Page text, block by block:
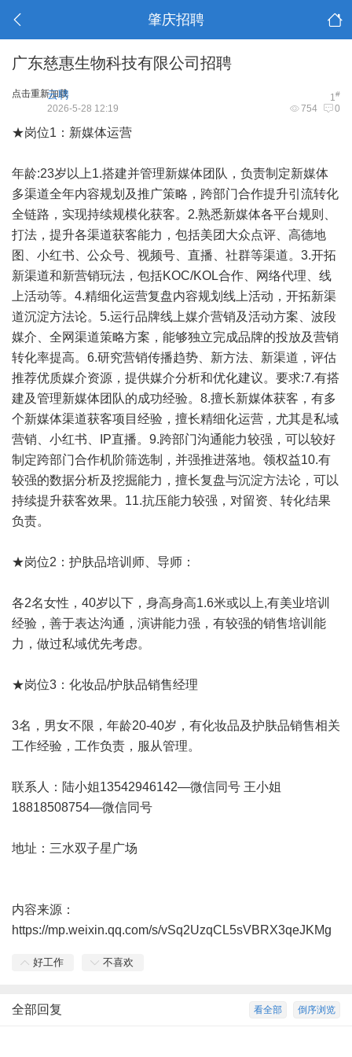
肇庆招聘
广东慈惠生物科技有限公司招聘
点击重新加载 1#
云聘
754 0
2026-5-28 12:19
★岗位1：新媒体运营
年龄:23岁以上1.搭建并管理新媒体团队，负责制定新媒体
多渠道全年内容规划及推广策略，跨部门合作提升引流转化
全链路，实现持续规模化获客。2.熟悉新媒体各平台规则、
打法，提升各渠道获客能力，包括美团大众点评、高德地
图、小红书、公众号、视频号、直播、社群等渠道。3.开拓
新渠道和新营销玩法，包括KOC/KOL合作、网络代理、线
上活动等。4.精细化运营复盘内容规划线上活动，开拓新渠
道沉淀方法论。5.运行品牌线上媒介营销及活动方案、波段
媒介、全网渠道策略方案，能够独立完成品牌的投放及营销
转化率提高。6.研究营销传播趋势、新方法、新渠道，评估
推荐优质媒介资源，提供媒介分析和优化建议。要求:7.有搭
建及管理新媒体团队的成功经验。8.擅长新媒体获客，有多
个新媒体渠道获客项目经验，擅长精细化运营，尤其是私域
营销、小红书、IP直播。9.跨部门沟通能力较强，可以较好
制定跨部门合作机阶筛选制，并强推进落地。领权益10.有
较强的数据分析及挖掘能力，擅长复盘与沉淀方法论，可以
持续提升获客效果。11.抗压能力较强，对留资、转化结果
负责。
★岗位2：护肤品培训师、导师：
各2名女性，40岁以下，身高身高1.6米或以上,有美业培训
经验，善于表达沟通，演讲能力强，有较强的销售培训能
力，做过私域优先考虑。
★岗位3：化妆品/护肤品销售经理
3名，男女不限，年龄20-40岁，有化妆品及护肤品销售相关
工作经验，工作负责，服从管理。
联系人：陆小姐13542946142—微信同号 王小姐
18818508754—微信同号
地址：三水双子星广场
内容来源：
https://mp.weixin.qq.com/s/vSq2UzqCL5sVBRX3qeJKMg
好工作 不喜欢
倒序浏览
看全部
全部回复